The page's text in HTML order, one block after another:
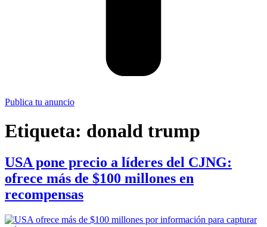
Publica tu anuncio
Etiqueta: donald trump
USA pone precio a líderes del CJNG:
ofrece más de $100 millones en
recompensas